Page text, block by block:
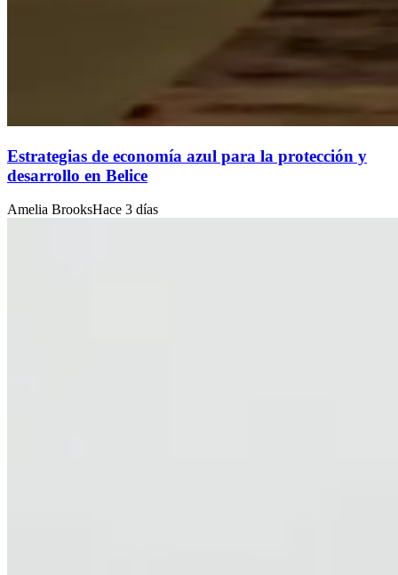
Estrategias de economía azul para la protección y
desarrollo en Belice
Amelia BrooksHace 3 días